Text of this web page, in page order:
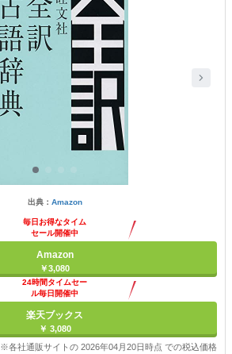
出典： Amazon
毎日お得なタイム
セール開催中
Amazon
￥3,080
24時間タイムセー
ル毎日開催中
楽天ブックス
￥ 3,080
※各社通販サイトの 2026年04月20日時点 での税込価格